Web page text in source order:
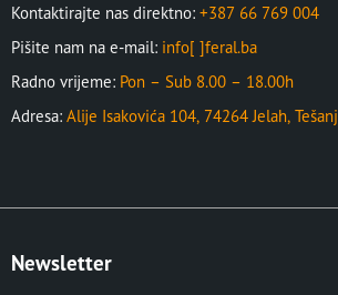
Kontaktirajte nas direktno: +387 66 769 004
Pišite nam na e-mail: info[ ]feral.ba
Radno vrijeme: Pon – Sub 8.00 – 18.00h
Adresa: Alije Isakovića 104, 74264 Jelah, Tešanj
Newsletter